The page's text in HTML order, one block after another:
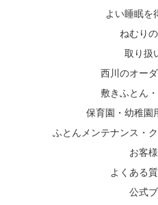
よい睡眠を
ねむり
取り扱
西川のオー
敷きふとん
保育園・幼稚園
ふとんメンテナンス・
お客
よくある
公式